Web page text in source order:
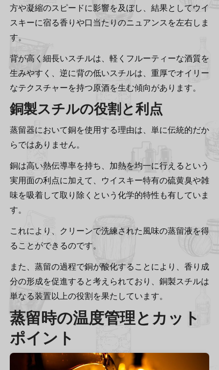
方や凝縮のスピードに影響を及ぼし、結果としてウイ
スキーに宿る香りや口当たりのニュアンスを左右しま
す。
背が高く細長いスチルは、軽くフルーティーな酒質を
生みやすく、逆に背の低いスチルは、重厚でオイリー
なテクスチャーを持つ原酒を生む傾向があります。
銅製スチルの役割と利点
蒸留器において銅を使用する理由は、単に伝統的だか
らではありません。
銅は高い熱伝導率を持ち、加熱を均一に行えるという
実用面の利点に加えて、ウイスキー特有の硫黄臭や雑
味を吸着して取り除くという化学的特性も有していま
す。
これにより、クリーンで洗練された風味の蒸留液を得
ることができるのです。
また、蒸留の過程で銅が酸化することにより、香り成
分の形成を促進すると考えられており、銅製スチルは
単なる装置以上の役割を果たしています。
蒸留時の温度管理とカット
ポイント